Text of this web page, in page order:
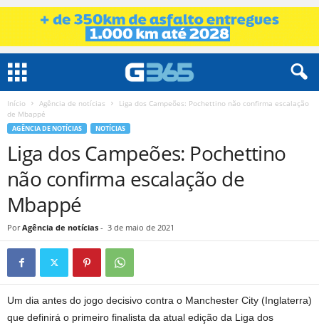
Início Agência de notícias
Liga dos Campeões: Pochettino não confirma escalação
de Mbappé
AGÊNCIA DE NOTÍCIAS NOTÍCIAS
Liga dos Campeões: Pochettino
não confirma escalação de
Mbappé
Por Agência de notícias - 3 de maio de 2021
Um dia antes do jogo decisivo contra o Manchester City (Inglaterra)
que definirá o primeiro finalista da atual edição da Liga dos